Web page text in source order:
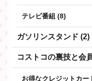
テレビ番組 (8)
ガソリンスタンド (2)
コストコの裏技と会
お得なクレジットカー